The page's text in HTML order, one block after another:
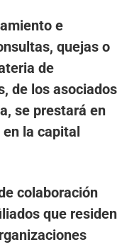
e
quejas o
de
de los asociados
se prestará en
la capital
colaboración
que residen